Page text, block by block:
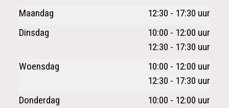
Maandag
12:30 - 17:30 uur
Dinsdag
10:00 - 12:00 uur
12:30 - 17:30 uur
Woensdag
10:00 - 12:00 uur
12:30 - 17:30 uur
Donderdag
10:00 - 12:00 uur